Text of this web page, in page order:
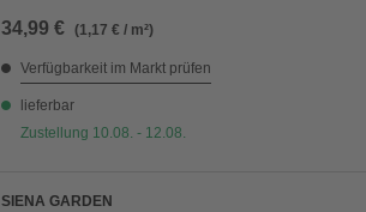
34,99 € (1,17 € / m²)
Verfügbarkeit im Markt prüfen
lieferbar
Zustellung 10.08. - 12.08.
SIENA GARDEN